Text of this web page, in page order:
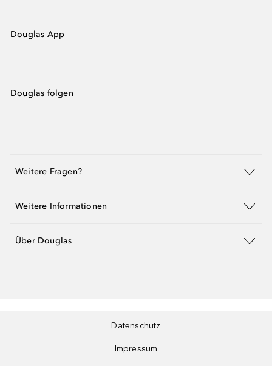
Douglas App
Douglas folgen
Weitere Fragen?
Weitere Informationen
Über Douglas
Datenschutz
Impressum